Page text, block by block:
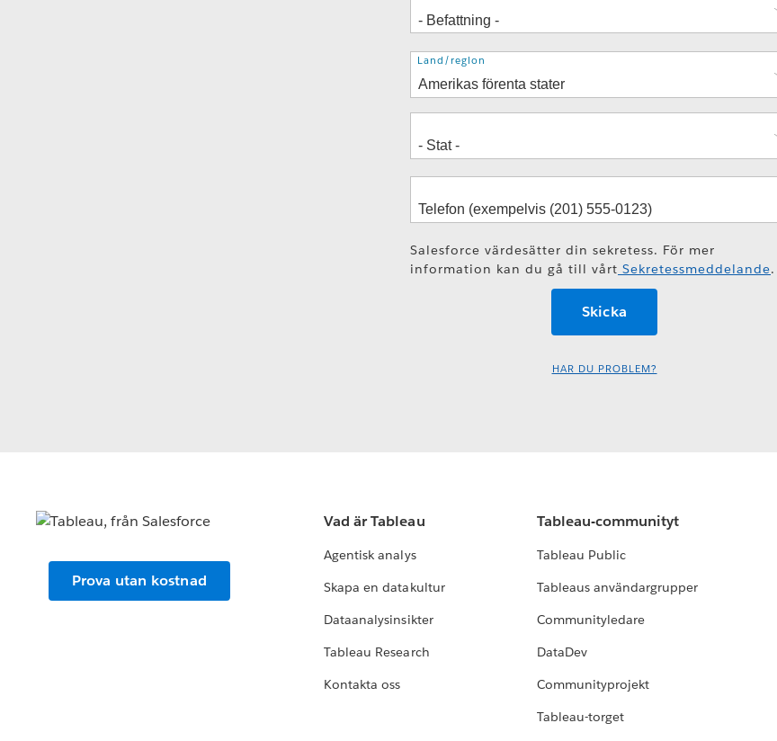
Adress
Land/region
Salesforce värdesätter din sekretess. För mer
information kan du gå till vårt Sekretessmeddelande.
HAR DU PROBLEM?
Prova utan kostnad
Vad är Tableau
Agentisk analys
Skapa en datakultur
Dataanalysinsikter
Tableau Research
Kontakta oss
Tableau-communityt
Tableau Public
Tableaus användargrupper
Communityledare
DataDev
Communityprojekt
Tableau-torget